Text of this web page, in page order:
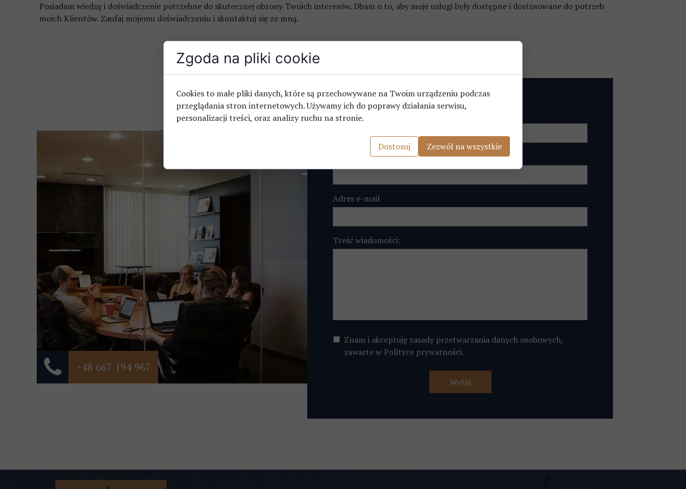
Posiadam wiedzę i doświadczenie potrzebne do skutecznej obrony Twoich interesów. Dbam o to, aby moje usługi były dostępne i dostosowane do potrzeb
moich Klientów. Zaufaj mojemu doświadczeniu i skontaktuj się ze mną.
Imię i nazwisko
Adres e-mail
Treść wiadomości:
Znam i akceptuję zasady przetwarzania danych osobowych,
zawarte w Polityce prywatności.
Wyślij
+48 667 194 967
Zgoda na pliki cookie
Cookies to małe pliki danych, które są przechowywane na Twoim urządzeniu podczas
przeglądania stron internetowych. Używamy ich do poprawy działania serwisu,
personalizacji treści, oraz analizy ruchu na stronie.
Dostosuj Zezwól na wszystkie